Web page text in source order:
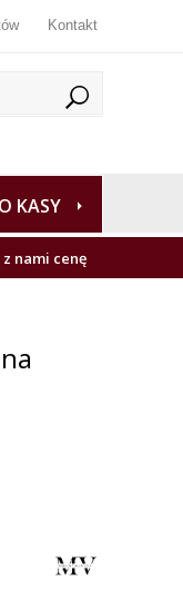
Kontakt
KASY
nami cenę